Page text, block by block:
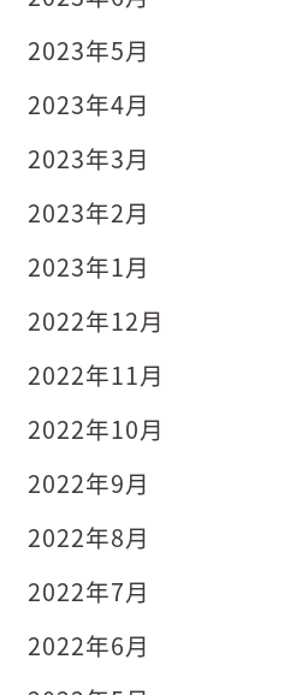
2023年5月
2023年4月
2023年3月
2023年2月
2023年1月
2022年12月
2022年11月
2022年10月
2022年9月
2022年8月
2022年7月
2022年6月